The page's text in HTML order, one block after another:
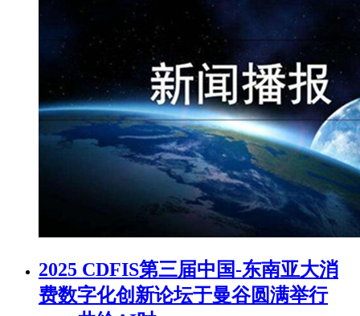
2025 CDFIS第三届中国-东南亚大消
费数字化创新论坛于曼谷圆满举行